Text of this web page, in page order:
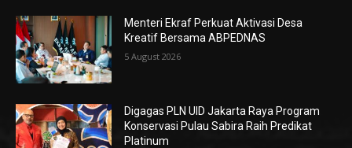
Menteri Ekraf Perkuat Aktivasi Desa
Kreatif Bersama ABPEDNAS
5 August 2026
Digagas PLN UID Jakarta Raya Program
Konservasi Pulau Sabira Raih Predikat
Platinum